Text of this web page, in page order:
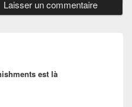
est là